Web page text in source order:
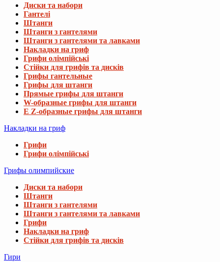
Диски та набори
Гантелі
Штанги
Штанги з гантелями
Штанги з гантелями та лавками
Накладки на гриф
Грифи олімпійські
Стійки для грифів та дисків
Грифы гантельные
Грифы для штанги
Прямые грифы для штанги
W-образные грифы для штанги
E Z-образные грифы для штанги
Накладки на гриф
Грифи
Грифи олімпійські
Грифы олимпийские
Диски та набори
Штанги
Штанги з гантелями
Штанги з гантелями та лавками
Грифи
Накладки на гриф
Стійки для грифів та дисків
Гири